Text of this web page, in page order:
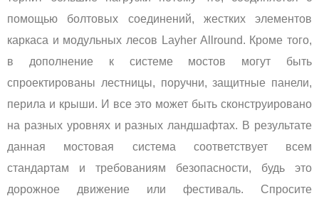
помощью болтовых соединений, жестких элементов
каркаса и модульных лесов Layher Allround. Кроме того,
в дополнение к системе мостов могут быть
спроектированы лестницы, поручни, защитные панели,
перила и крыши. И все это может быть сконструировано
на разных уровнях и разных ландшафтах. В результате
данная мостовая система соответствует всем
стандартам и требованиям безопасности, будь это
дорожное движение или фестиваль. Спросите